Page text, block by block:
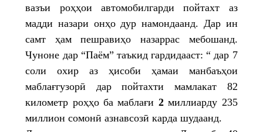
вазъи роҳҳои автомобилгарди пойтахт аз
мадди назари онҳо дур намондаанд. Дар ин
самт ҳам пешравиҳо назаррас мебошанд.
Чуноне дар “Паём” таъкид гардидааст: “ дар 7
соли охир аз ҳисоби ҳамаи манбаъҳои
маблағгузорӣ дар пойтахти мамлакат 82
километр роҳҳо ба маблағи 2миллиарду 235
миллион сомонӣ азнавсозӣ карда шудаанд.